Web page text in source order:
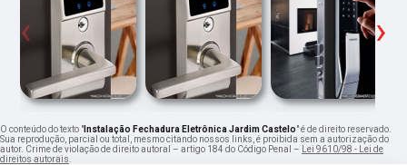
‹ ›
O conteúdo do texto " Instalação Fechadura Eletrônica Jardim Castelo" é de direito reservado.
Sua reprodução, parcial ou total, mesmo citando nossos links, é proibida sem a autorização do
autor. Crime de violação de direito autoral – artigo 184 do Código Penal –
Lei 9610/98 - Lei de
direitos autorais